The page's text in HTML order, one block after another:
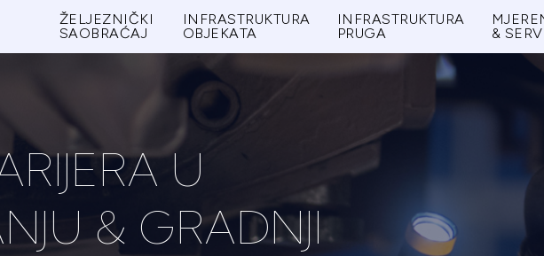
ŽELJEZNIČKI
SAOBRAĆAJ
INFRASTRUKTURA
OBJEKATA
INFRASTRUKTURA
PRUGA
&
U
& GRADNJI